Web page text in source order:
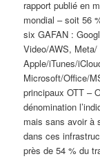
rapport publié en
mondial – soit 56
six GAFAN :
Video/AWS,
Apple/iTunes/
Microsoft/Office/
principaux OTT –
dénomination
mais sans avoir à
dans ces
près de 54 % du